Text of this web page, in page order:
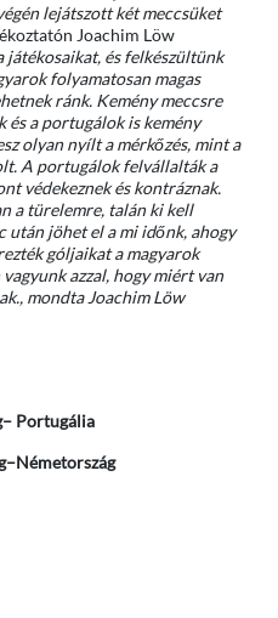
lejátszott két meccsüket
Joachim Löw
játékosaikat, és felkészültünk
folyamatosan magas
ránk. Kemény meccsre
és a portugálok is kemény
olyan nyílt a mérkőzés, mint a
A portugálok felvállalták a
védekeznek és kontráznak.
a türelemre, talán ki kell
után jöhet el a mi időnk, ahogy
góljaikat a magyarok
azzal, hogy miért van
mondta Joachim Löw
– Portugália